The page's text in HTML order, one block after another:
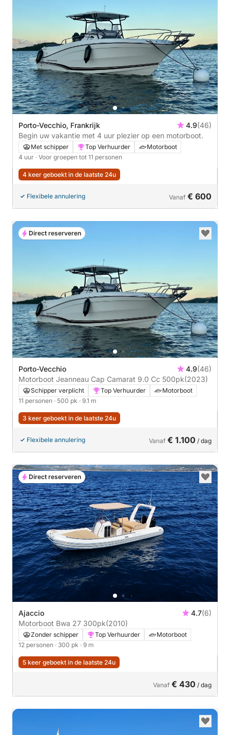
Porto-Vecchio, Frankrijk 4.9(46)
Begin uw vakantie met 4 uur plezier op een motorboot.
Met schipper Top Verhuurder
Motorboot
4 uur · Voor groepen tot 11 personen
4 keer geboekt in de laatste 24u
Flexibele annulering Vanaf € 600
Porto-Vecchio 4.9(46)
Motorboot Jeanneau Cap Camarat 9.0 Cc 500pk(2023)
Schipper verplicht Top Verhuurder
Motorboot
11 personen · 500 pk · 9.1 m
3 keer geboekt in de laatste 24u
Flexibele annulering Vanaf € 1.100 / dag
Direct reserveren
Ajaccio 4.7(6)
Motorboot Bwa 27 300pk(2010)
Zonder schipper Top Verhuurder
Motorboot
12 personen · 300 pk · 9 m
5 keer geboekt in de laatste 24u
Vanaf € 430 / dag
Direct reserveren